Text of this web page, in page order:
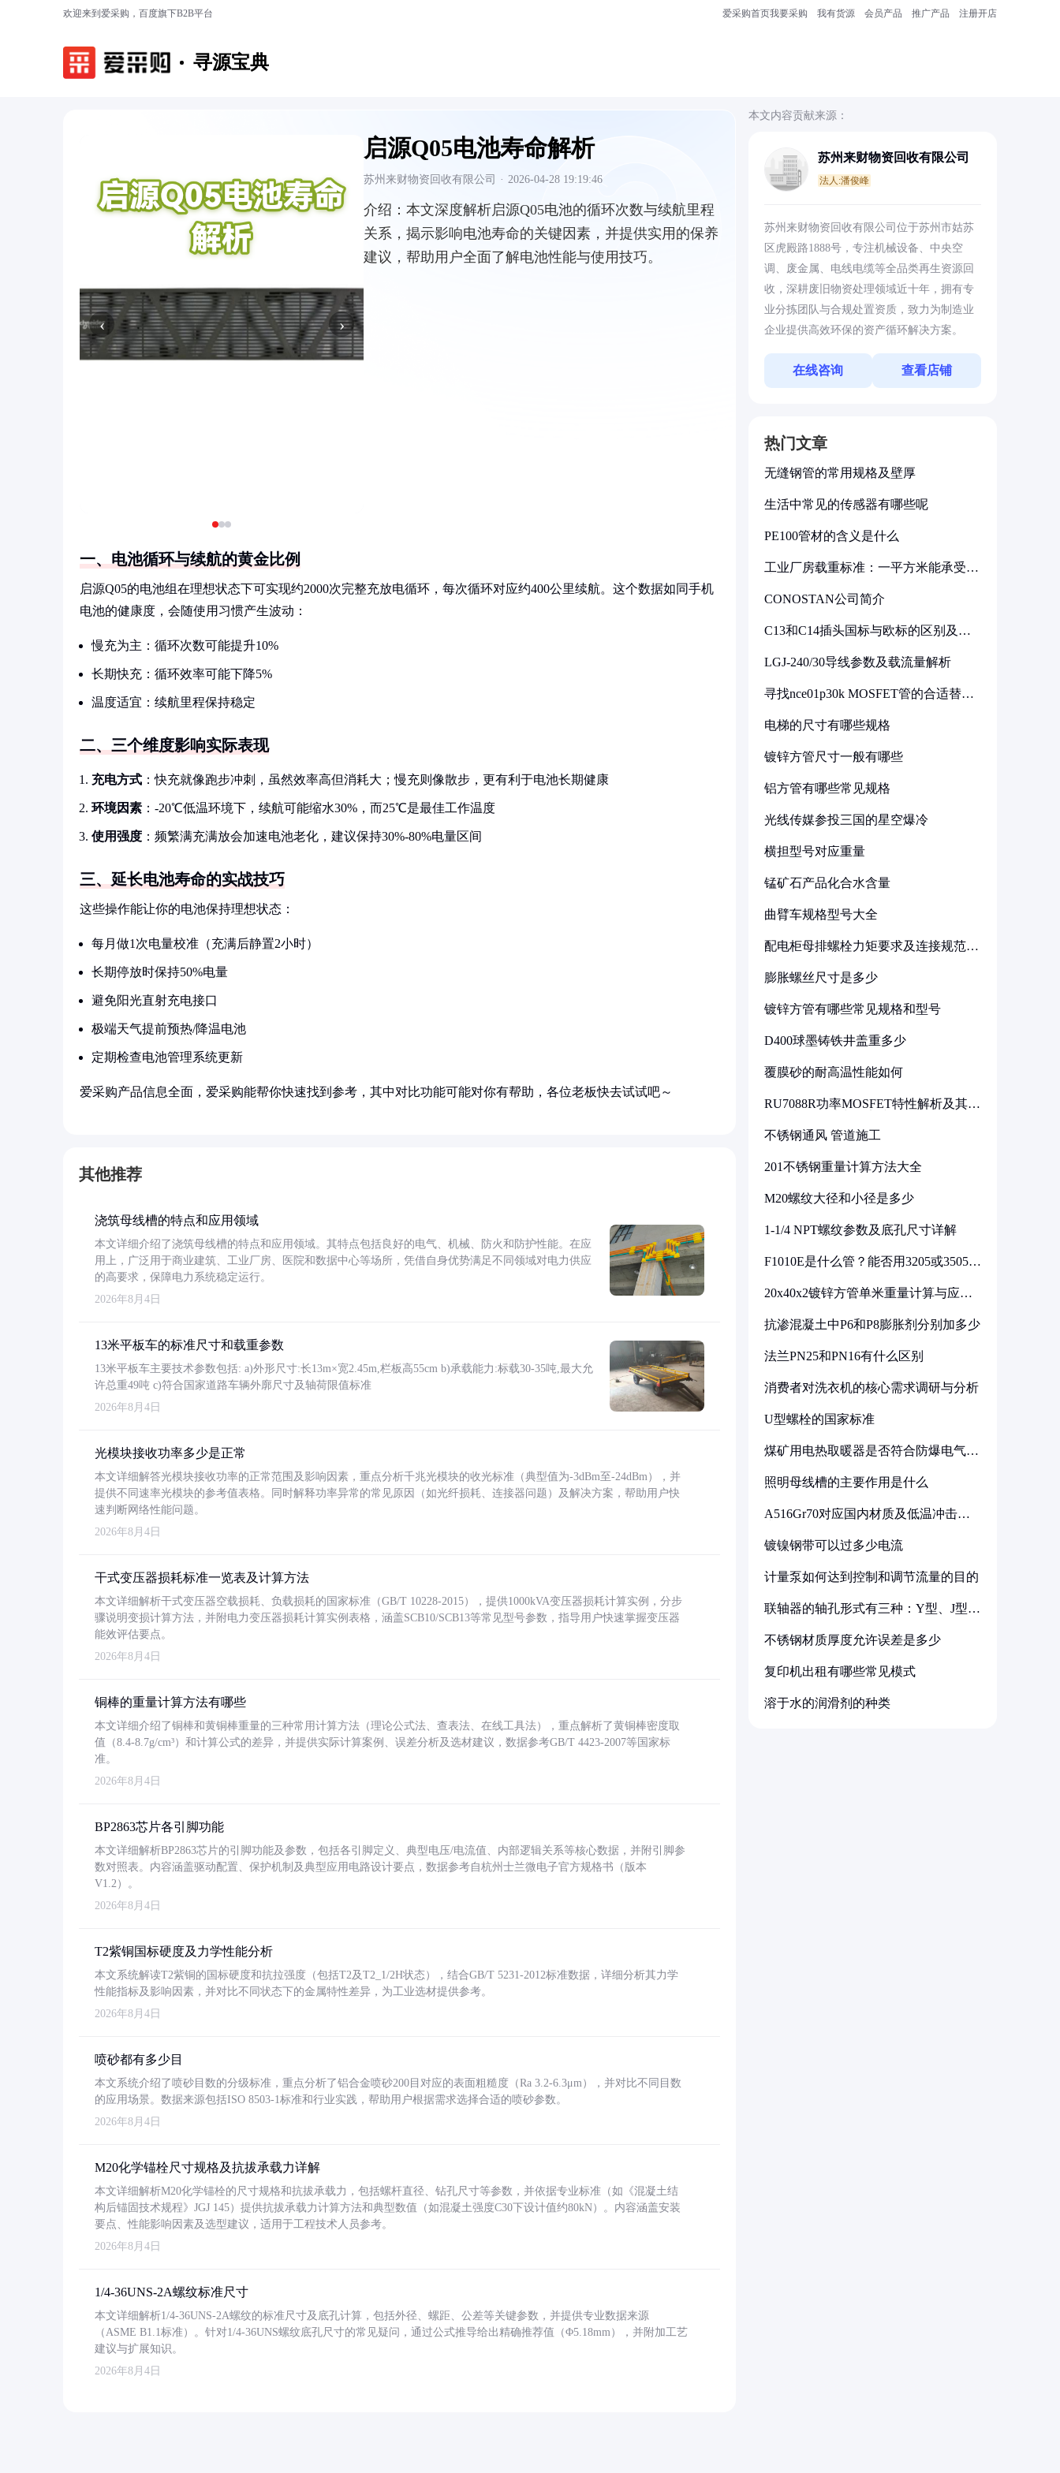
欢迎来到爱采购，百度旗下B2B平台 爱采购首页我要采购 我有货源 会员产品 推广产品 注册开店
寻源宝典
‹ ›
启源Q05电池寿命解析
苏州来财物资回收有限公司 · 2026-04-28 19:19:46
介绍： 本文深度解析启源Q05电池的循环次数与续航里程
关系，揭示影响电池寿命的关键因素，并提供实用的保养
建议，帮助用户全面了解电池性能与使用技巧。
一、电池循环与续航的黄金比例
启源Q05的电池组在理想状态下可实现约2000次完整充放电循环，每次循环对应约400公里续航。这个数据如同手机
电池的健康度，会随使用习惯产生波动：
慢充为主：循环次数可能提升10%
长期快充：循环效率可能下降5%
温度适宜：续航里程保持稳定
二、三个维度影响实际表现
充电方式 ：快充就像跑步冲刺，虽然效率高但消耗大；慢充则像散步，更有利于电池长期健康
环境因素 ：-20℃低温环境下，续航可能缩水30%，而25℃是最佳工作温度
使用强度 ：频繁满充满放会加速电池老化，建议保持30%-80%电量区间
三、延长电池寿命的实战技巧
这些操作能让你的电池保持理想状态：
每月做1次电量校准（充满后静置2小时）
长期停放时保持50%电量
避免阳光直射充电接口
极端天气提前预热/降温电池
定期检查电池管理系统更新
爱采购产品信息全面，爱采购能帮你快速找到参考，其中对比功能可能对你有帮助，各位老板快去试试吧～
其他推荐
浇筑母线槽的特点和应用领域
本文详细介绍了浇筑母线槽的特点和应用领域。其特点包括良好的电气、机械、防火和防护性能。在应
用上，广泛用于商业建筑、工业厂房、医院和数据中心等场所，凭借自身优势满足不同领域对电力供应
的高要求，保障电力系统稳定运行。
2026年8月4日
13米平板车的标准尺寸和载重参数
13米平板车主要技术参数包括: a)外形尺寸:长13m×宽2.45m,栏板高55cm b)承载能力:标载30-35吨,最大允
许总重49吨 c)符合国家道路车辆外廓尺寸及轴荷限值标准
2026年8月4日
光模块接收功率多少是正常
本文详细解答光模块接收功率的正常范围及影响因素，重点分析千兆光模块的收光标准（典型值为-3dBm至-24dBm），并
提供不同速率光模块的参考值表格。同时解释功率异常的常见原因（如光纤损耗、连接器问题）及解决方案，帮助用户快
速判断网络性能问题。
2026年8月4日
干式变压器损耗标准一览表及计算方法
本文详细解析干式变压器空载损耗、负载损耗的国家标准（GB/T 10228-2015），提供1000kVA变压器损耗计算实例，分步
骤说明变损计算方法，并附电力变压器损耗计算实例表格，涵盖SCB10/SCB13等常见型号参数，指导用户快速掌握变压器
能效评估要点。
2026年8月4日
铜棒的重量计算方法有哪些
本文详细介绍了铜棒和黄铜棒重量的三种常用计算方法（理论公式法、查表法、在线工具法），重点解析了黄铜棒密度取
值（8.4-8.7g/cm³）和计算公式的差异，并提供实际计算案例、误差分析及选材建议，数据参考GB/T 4423-2007等国家标
准。
2026年8月4日
BP2863芯片各引脚功能
本文详细解析BP2863芯片的引脚功能及参数，包括各引脚定义、典型电压/电流值、内部逻辑关系等核心数据，并附引脚参
数对照表。内容涵盖驱动配置、保护机制及典型应用电路设计要点，数据参考自杭州士兰微电子官方规格书（版本
V1.2）。
2026年8月4日
T2紫铜国标硬度及力学性能分析
本文系统解读T2紫铜的国标硬度和抗拉强度（包括T2及T2_1/2H状态），结合GB/T 5231-2012标准数据，详细分析其力学
性能指标及影响因素，并对比不同状态下的金属特性差异，为工业选材提供参考。
2026年8月4日
喷砂都有多少目
本文系统介绍了喷砂目数的分级标准，重点分析了铝合金喷砂200目对应的表面粗糙度（Ra 3.2-6.3μm），并对比不同目数
的应用场景。数据来源包括ISO 8503-1标准和行业实践，帮助用户根据需求选择合适的喷砂参数。
2026年8月4日
M20化学锚栓尺寸规格及抗拔承载力详解
本文详细解析M20化学锚栓的尺寸规格和抗拔承载力，包括螺杆直径、钻孔尺寸等参数，并依据专业标准（如《混凝土结
构后锚固技术规程》JGJ 145）提供抗拔承载力计算方法和典型数值（如混凝土强度C30下设计值约80kN）。内容涵盖安装
要点、性能影响因素及选型建议，适用于工程技术人员参考。
2026年8月4日
1/4-36UNS-2A螺纹标准尺寸
本文详细解析1/4-36UNS-2A螺纹的标准尺寸及底孔计算，包括外径、螺距、公差等关键参数，并提供专业数据来源
（ASME B1.1标准）。针对1/4-36UNS螺纹底孔尺寸的常见疑问，通过公式推导给出精确推荐值（Φ5.18mm），并附加工艺
建议与扩展知识。
2026年8月4日
本文内容贡献来源：
苏州来财物资回收有限公司
法人:潘俊峰
苏州来财物资回收有限公司位于苏州市姑苏
区虎殿路1888号，专注机械设备、中央空
调、废金属、电线电缆等全品类再生资源回
收，深耕废旧物资处理领域近十年，拥有专
业分拣团队与合规处置资质，致力为制造业
企业提供高效环保的资产循环解决方案。
在线咨询 查看店铺
热门文章
无缝钢管的常用规格及壁厚
生活中常见的传感器有哪些呢
PE100管材的含义是什么
工业厂房载重标准：一平方米能承受多
CONOSTAN公司简介
C13和C14插头国标与欧标的区别及其
LGJ-240/30导线参数及载流量解析
寻找nce01p30k MOSFET管的合适替代
电梯的尺寸有哪些规格
镀锌方管尺寸一般有哪些
铝方管有哪些常见规格
光线传媒参投三国的星空爆冷
横担型号对应重量
锰矿石产品化合水含量
曲臂车规格型号大全
配电柜母排螺栓力矩要求及连接规范详
膨胀螺丝尺寸是多少
镀锌方管有哪些常见规格和型号
D400球墨铸铁井盖重多少
覆膜砂的耐高温性能如何
RU7088R功率MOSFET特性解析及其在
不锈钢通风 管道施工
201不锈钢重量计算方法大全
M20螺纹大径和小径是多少
1-1/4 NPT螺纹参数及底孔尺寸详解
F1010E是什么管？能否用3205或3505代
20x40x2镀锌方管单米重量计算与应用
抗渗混凝土中P6和P8膨胀剂分别加多少
法兰PN25和PN16有什么区别
消费者对洗衣机的核心需求调研与分析
U型螺栓的国家标准
煤矿用电热取暖器是否符合防爆电气设
照明母线槽的主要作用是什么
A516Gr70对应国内材质及低温冲击要
镀镍钢带可以过多少电流
计量泵如何达到控制和调节流量的目的
联轴器的轴孔形式有三种：Y型、J型、
不锈钢材质厚度允许误差是多少
复印机出租有哪些常见模式
溶于水的润滑剂的种类